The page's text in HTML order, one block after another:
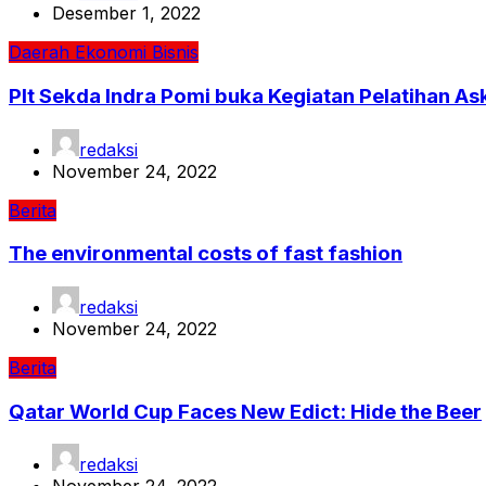
Desember 1, 2022
Daerah Ekonomi Bisnis
Plt Sekda Indra Pomi buka Kegiatan Pelatihan
redaksi
November 24, 2022
Berita
The environmental costs of fast fashion
redaksi
November 24, 2022
Berita
Qatar World Cup Faces New Edict: Hide the Beer
redaksi